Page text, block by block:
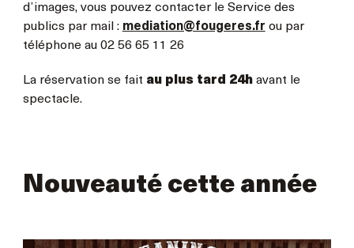
d’images, vous pouvez contacter le Service des
publics par mail : mediation@fougeres.fr ou par
téléphone au 02 56 65 11 26
La réservation se fait au plus tard 24havant le
spectacle.
Nouveauté cette année